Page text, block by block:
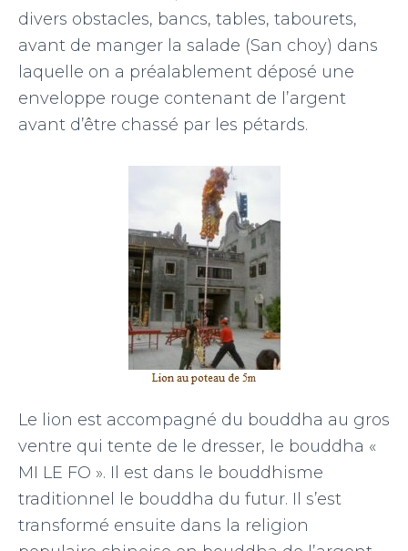
divers obstacles, bancs, tables, tabourets,
avant de manger la salade (San choy) dans
laquelle on a préalablement déposé une
enveloppe rouge contenant de l’argent
avant d’être chassé par les pétards.
Le lion est accompagné du bouddha au gros
ventre qui tente de le dresser, le bouddha «
MI LE FO ». Il est dans le bouddhisme
traditionnel le bouddha du futur. Il s’est
transformé ensuite dans la religion